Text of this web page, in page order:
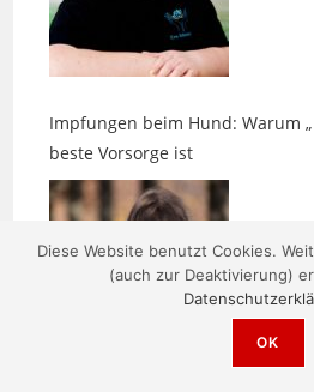
Impfungen beim Hund: Warum
Zwischen Edelsteinen,
Diese Website benutzt Cookies.
(auch zur Deaktivierung)
OK